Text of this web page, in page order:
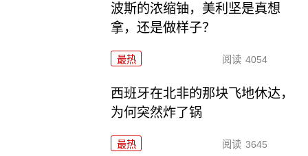
波斯的浓缩铀，美利坚是真想
拿，还是做样子？
最热 阅读 4054
西班牙在北非的那块飞地休达，
为何突然炸了锅
最热 阅读 3645